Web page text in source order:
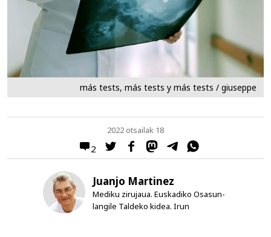
más tests, más tests y más tests / giuseppe
2
2022 otsailak 18
Juanjo Martinez
Mediku zirujaua. Euskadiko Osasun-
langile Taldeko kidea. Irun